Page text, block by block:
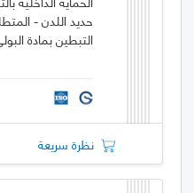
التبطين بمادة
نظرة سريعة